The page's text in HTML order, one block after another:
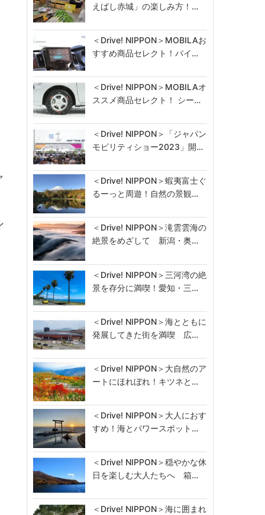
えばし赤城」の楽しみ方！…
＜Drive! NIPPON＞MOBILAお
すすめ商品セレクト！パイ…
＜Drive! NIPPON＞MOBILAオ
ススメ商品セレクト！ シー…
＜Drive! NIPPON＞「ジャパン
モビリティショー2023」開…
＜Drive! NIPPON＞蝦夷富士ぐ
るーっと周遊！自然の景観…
＜Drive! NIPPON＞滝雲雲海の
絶景をめざして 新潟・奥…
＜Drive! NIPPON＞三河湾の絶
景を存分に満喫！愛知・三…
＜Drive! NIPPON＞海とともに
発展してきた街を満喫 広…
＜Drive! NIPPON＞大自然のア
ートにほれぼれ！キツネと…
＜Drive! NIPPON＞大人におす
すめ！海とパワースポット…
＜Drive! NIPPON＞穏やかな休
日を楽しむ大人たちへ 箱…
＜Drive! NIPPON＞海に囲まれ